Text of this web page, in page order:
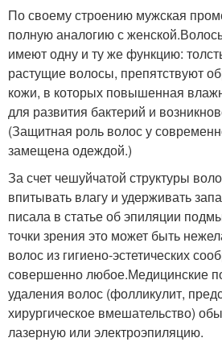
По своему строению мужская
полную аналогию с
имеют одну и ту же функцию:
растущие волосы, препятствуют
кожи, в которых повышенная
для развития бактерий и
(Защитная роль волос у
замещена одеждой.)
За счет чешуйчатой структуры
впитывать влагу и удерживать
писала в статье об эпиляции
точки зрения это может быть
волос из гигиено-эстетических
совершенно любое.Медицинские
удаления волос (фолликулит,
хирургическое вмешательство)
лазерную или электроэпиляцию.